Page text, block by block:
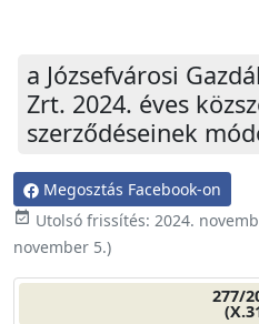
a Józsefvárosi
Zrt. 2024. éves
szerződéseinek
Megosztás Facebook-on
event_available Utolsó frissítés: 2024.
november 5.)
277/